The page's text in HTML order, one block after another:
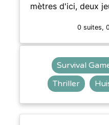
mètres d'ici, deux
0 suites,
Survival
Thriller